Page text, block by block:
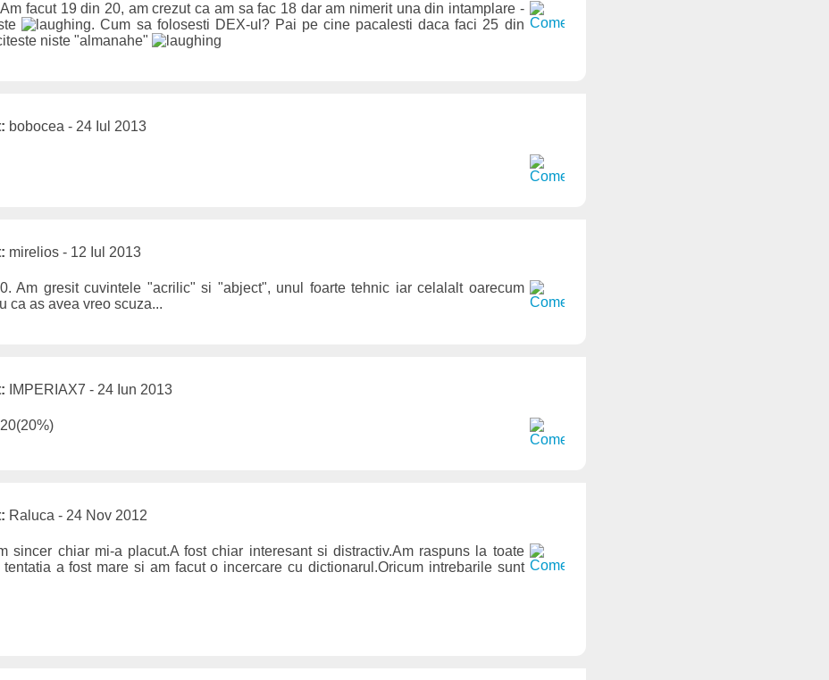
facut 19 din 20, am crezut ca am sa fac 18 dar am nimerit una din intamplare -
. Cum sa folosesti DEX-ul? Pai pe cine pacalesti daca faci 25 din
niste "almanahe"
bobocea - 24 Iul 2013
mirelios - 12 Iul 2013
Am gresit cuvintele "acrilic" si "abject", unul foarte tehnic iar celalalt oarecum
ca as avea vreo scuza...
IMPERIAX7 - 24 Iun 2013
Raluca - 24 Nov 2012
sincer chiar mi-a placut.A fost chiar interesant si distractiv.Am raspuns la toate
tentatia a fost mare si am facut o incercare cu dictionarul.Oricum intrebarile sunt